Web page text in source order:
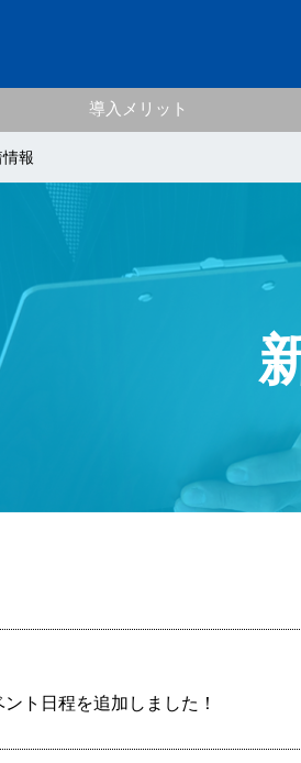
導入メリット
情報
ト日程を追加しました！